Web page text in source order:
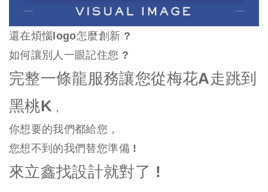
還在煩惱logo怎麼創新 ?
如何讓別人一眼記住您 ?
完整一條龍服務讓您從梅花A走跳到
黑桃K ，
你想要的我們都給您，
您想不到的我們替您準備 !
來立鑫找設計就對了 !